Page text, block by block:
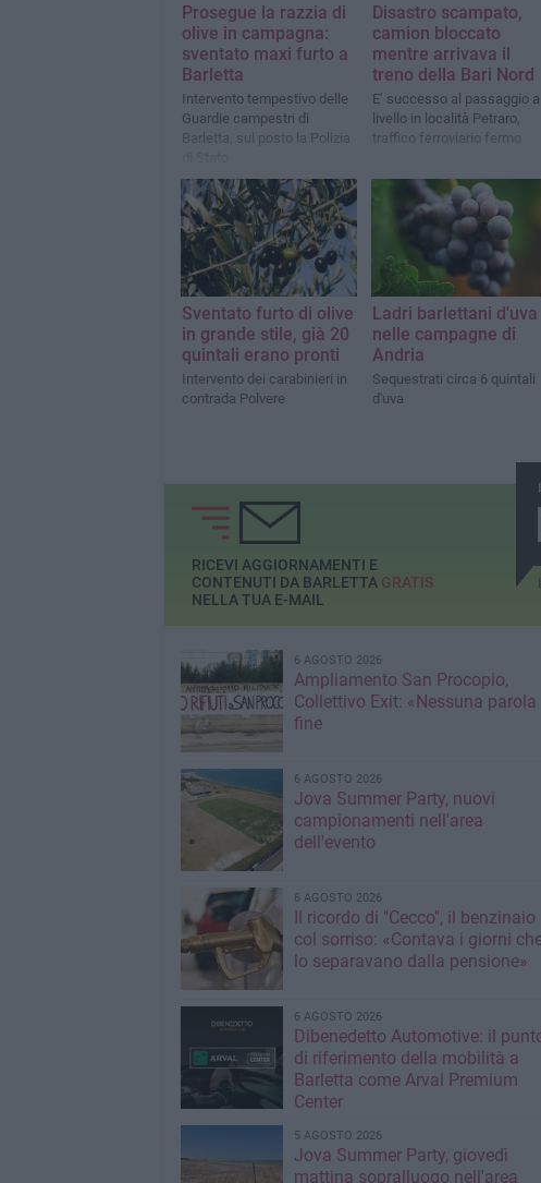
Prosegue la razzia di
olive in campagna:
sventato maxi furto a
Barletta
Intervento tempestivo delle
Guardie campestri di
Barletta, sul posto la Polizia
Disastro scampato,
camion bloccato
mentre arrivava il
treno della Bari Nord
E’ successo al passaggio a
livello in località Petraro,
traffico ferroviario fermo
Sventato furto di olive
in grande stile, già 20
quintali erano pronti
Intervento dei carabinieri in
contrada Polvere
Ladri barlettani d'uva
nelle campagne di
Andria
Sequestrati circa 6 quintali
d'uva
RICEVI AGGIORNAMENTI E
CONTENUTI DA BARLETTA GRATIS
NELLA TUA E-MAIL
6 AGOSTO 2026
Ampliamento San Procopio,
Collettivo Exit: «Nessuna parola
fine
6 AGOSTO 2026
Jova Summer Party, nuovi
campionamenti nell'area
dell'evento
6 AGOSTO 2026
Il ricordo di "Cecco", il benzinaio
col sorriso: «Contava i giorni
lo separavano dalla pensione»
6 AGOSTO 2026
Dibenedetto Automotive: il
di riferimento della mobilità a
Barletta come Arval Premium
Center
5 AGOSTO 2026
Jova Summer Party, giovedì
mattina sopralluogo nell'area